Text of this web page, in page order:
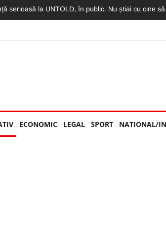
o declarație de dragoste greu de egalat. Vlad:
ECONOMIC LEGAL SPORT NATIONAL/